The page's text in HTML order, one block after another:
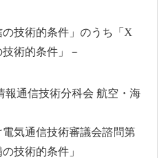
術的条件」のうち「X
術的条件」－
信技術分科会 航空・海
気通信技術審議会諮問第
技術的条件」